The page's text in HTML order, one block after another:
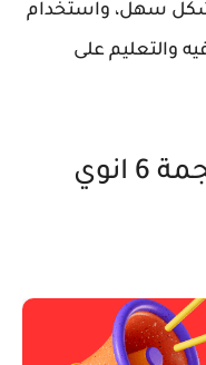
لك خدمات تحويل نجمة 6 بشكل سهل، واستخدام
والتعليم على
افضل تطبيق تحويل نجمة 6 انوي